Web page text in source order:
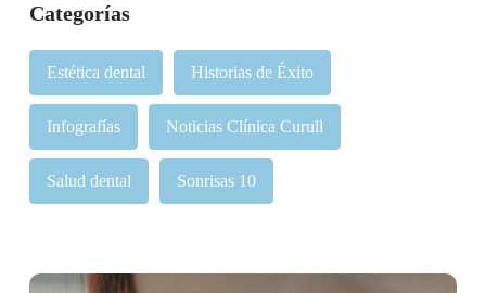
Categorías
Estética dental Historias de Éxito
Infografías Noticias Clínica Curull
Salud dental Sonrisas 10